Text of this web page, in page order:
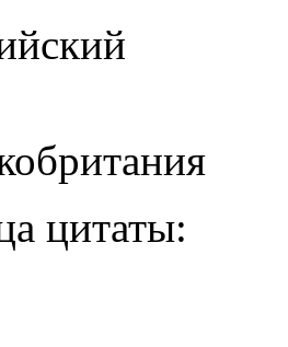
цитаты: